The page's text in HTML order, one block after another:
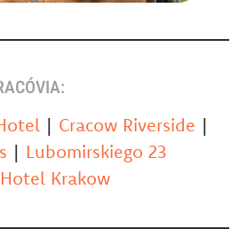
| Cracow Riverside |
| Lubomirskiego 23
Krakow